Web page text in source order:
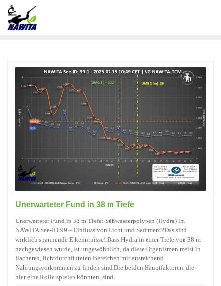
Unerwarteter Fund in 38 m Tiefe
Unerwarteter Fund in 38 m Tiefe: Süßwasserpolypen (Hydra) im
NAWITA See-ID:99 – Einfluss von Licht und Sediment?Das sind
wirklich spannende Erkenntnisse! Dass Hydra in einer Tiefe von 38 m
nachgewiesen wurde, ist ungewöhnlich, da diese Organismen meist in
flacheren, lichtdurchfluteten Bereichen mit ausreichend
Nahrungsvorkommen zu finden sind.Die beiden Hauptfaktoren, die
hier eine Rolle spielen könnten, sind: